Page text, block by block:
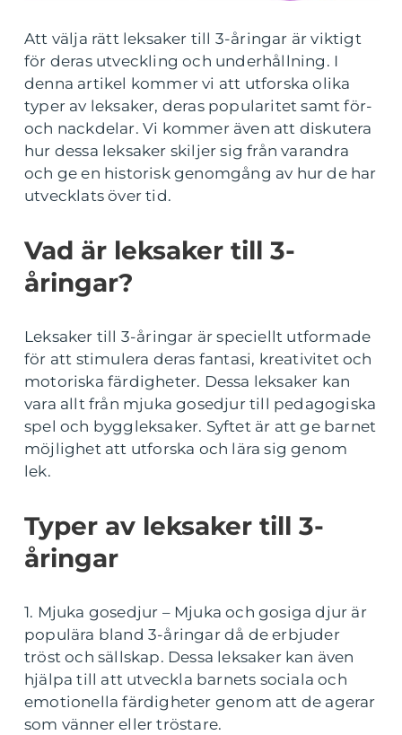
Att välja rätt leksaker till 3-åringar är viktigt
för deras utveckling och underhållning. I
denna artikel kommer vi att utforska olika
typer av leksaker, deras popularitet samt för-
och nackdelar. Vi kommer även att diskutera
hur dessa leksaker skiljer sig från varandra
och ge en historisk genomgång av hur de har
utvecklats över tid.
Vad är leksaker till 3-
åringar?
Leksaker till 3-åringar är speciellt utformade
för att stimulera deras fantasi, kreativitet och
motoriska färdigheter. Dessa leksaker kan
vara allt från mjuka gosedjur till pedagogiska
spel och byggleksaker. Syftet är att ge barnet
möjlighet att utforska och lära sig genom
lek.
Typer av leksaker till 3-
åringar
1. Mjuka gosedjur – Mjuka och gosiga djur är
populära bland 3-åringar då de erbjuder
tröst och sällskap. Dessa leksaker kan även
hjälpa till att utveckla barnets sociala och
emotionella färdigheter genom att de agerar
som vänner eller tröstare.